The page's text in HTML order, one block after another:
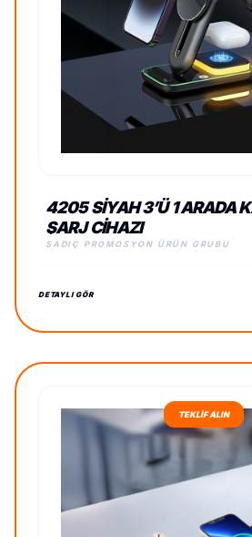
4205 SIYAH 3’Ü 1 ARADA
ŞARJ CIHAZI
SADIÇ PROMOSYON ÜRÜN GRUBU
DETAYLI GÖR
TEKLİF ALIN